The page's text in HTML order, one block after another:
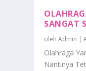
SANGAT
olehAdmin |
Olahraga
Nantinya